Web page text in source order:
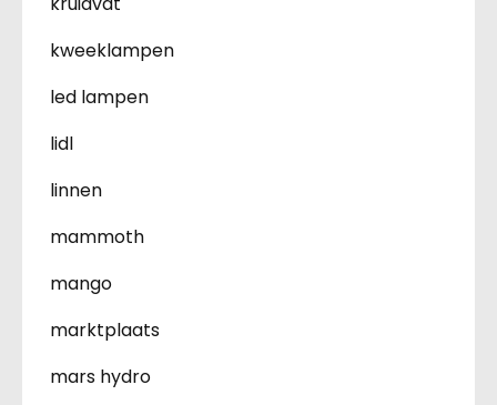
kweeklampen
led lampen
lidl
linnen
mammoth
mango
marktplaats
mars hydro